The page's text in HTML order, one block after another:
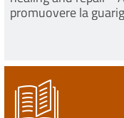
promuovere la